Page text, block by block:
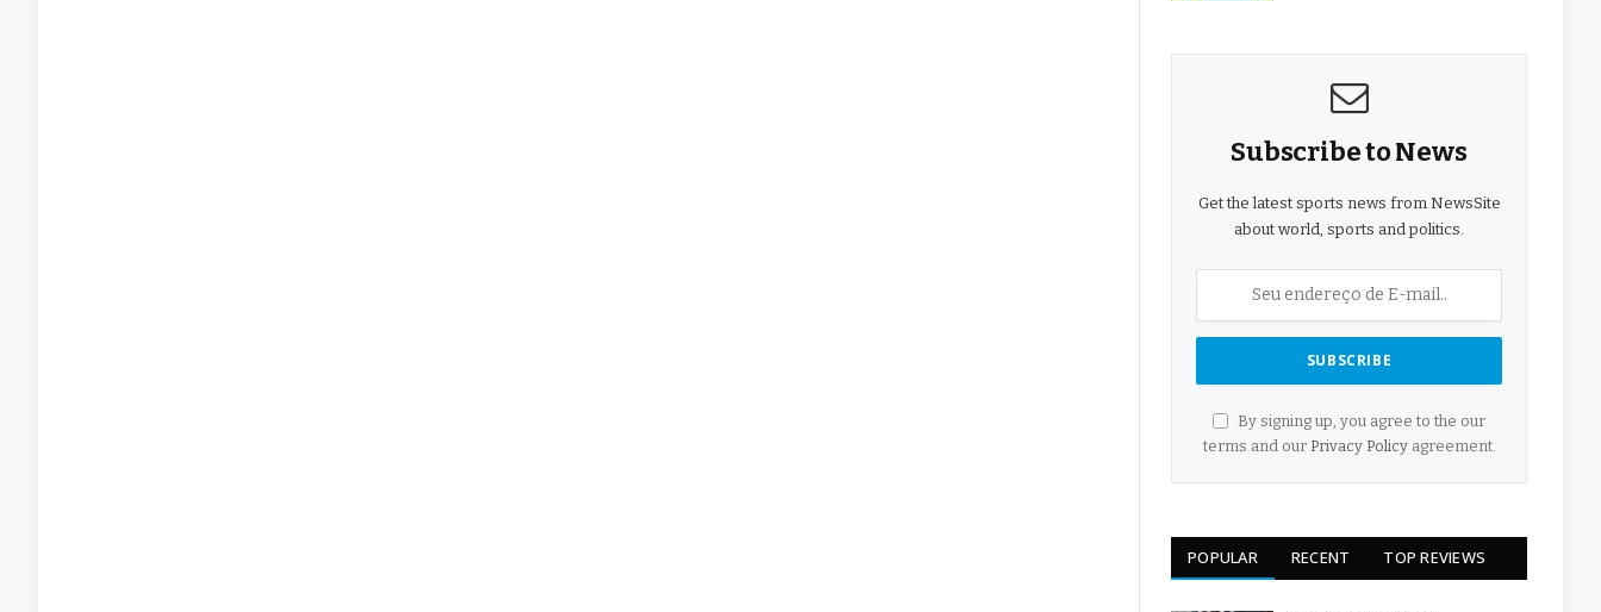
Subscribe to News
Get the latest sports news from NewsSite
about world, sports and politics.
By signing up, you agree to the our
terms and our Privacy Policyagreement.
POPULAR RECENT TOP REVIEWS